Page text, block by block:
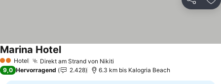
Teilen
2 Sterne
Hotel Direkt am Strand von Nikiti
Marina HotelPreise sehen
9,0 Hervorragend 2.428 6.3 km bis Kalogria Beach